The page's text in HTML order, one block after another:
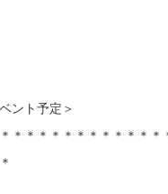
ント予定＞
＊＊＊＊＊＊＊＊＊＊＊＊